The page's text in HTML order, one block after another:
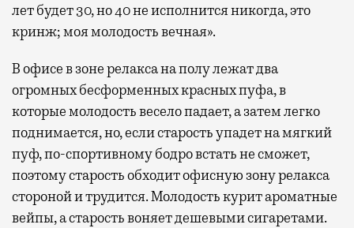
лет будет 30, но 40 не исполнится никогда, это
кринж; моя молодость вечная».
В офисе в зоне релакса на полу лежат два
огромных бесформенных красных пуфа, в
которые молодость весело падает, а затем легко
поднимается, но, если старость упадет на мягкий
пуф, по-спортивному бодро встать не сможет,
поэтому старость обходит офисную зону релакса
стороной и трудится. Молодость курит ароматные
вейпы, а старость воняет дешевыми сигаретами.